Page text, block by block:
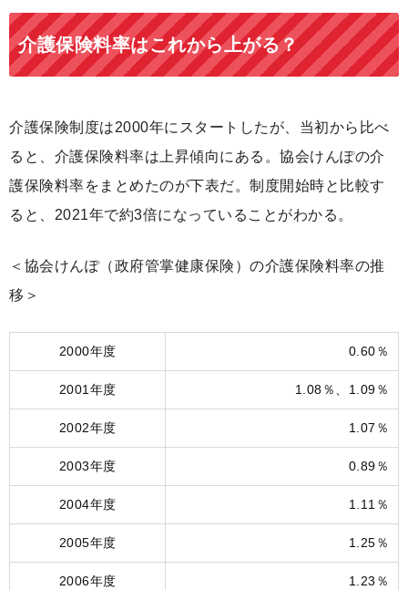
介護保険料率はこれから上がる？
介護保険制度は2000年にスタートしたが、当初から比べ
ると、介護保険料率は上昇傾向にある。協会けんぽの介
護保険料率をまとめたのが下表だ。制度開始時と比較す
ると、2021年で約3倍になっていることがわかる。
＜協会けんぽ（政府管掌健康保険）の介護保険料率の推
移＞
2000年度 0.60％
2001年度 1.08％、1.09％
2002年度 1.07％
2003年度 0.89％
2004年度 1.11％
2005年度 1.25％
2006年度 1.23％